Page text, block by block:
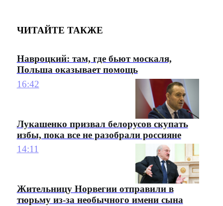
ЧИТАЙТЕ ТАКЖЕ
Навроцкий: там, где бьют москаля,
Польша оказывает помощь
16:42
Лукашенко призвал белорусов скупать
избы, пока все не разобрали россияне
14:11
Жительницу Норвегии отправили в
тюрьму из-за необычного имени сына